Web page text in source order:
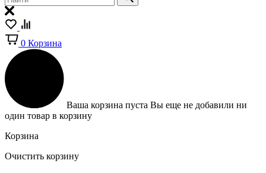
0 Корзина
Ваша корзина пуста Вы еще не добавили ни
один товар в корзину
Корзина
Очистить корзину